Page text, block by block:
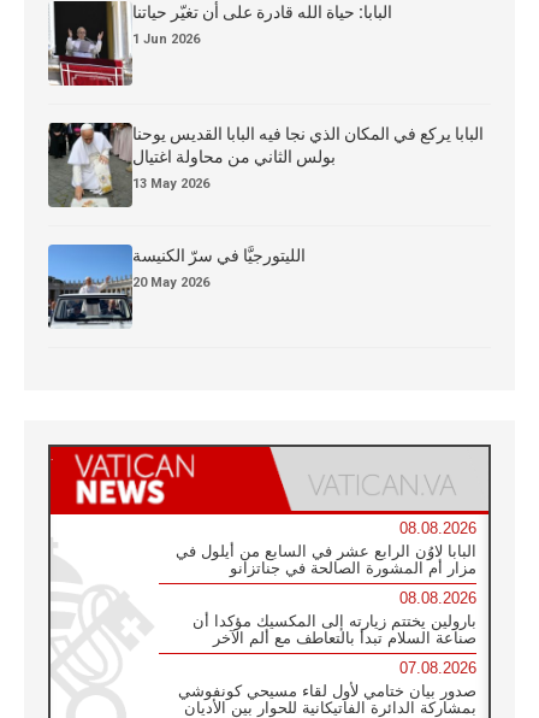
البابا: حياة الله قادرة على أن تغيّر حياتنا
1 Jun 2026
البابا يركع في المكان الذي نجا فيه البابا القديس يوحنا
بولس الثاني من محاولة اغتيال
13 May 2026
الليتورجيَّا في سرّ الكنيسة
20 May 2026
08.08.2026
البابا لاوُن الرابع عشر في السابع من أيلول في
مزار أم المشورة الصالحة في جناتزانو
08.08.2026
بارولين يختتم زيارته إلى المكسيك مؤكدا أن
صناعة السلام تبدأ بالتعاطف مع ألم الآخر
07.08.2026
صدور بيان ختامي لأول لقاء مسيحي كونفوشي
بمشاركة الدائرة الفاتيكانية للحوار بين الأديان